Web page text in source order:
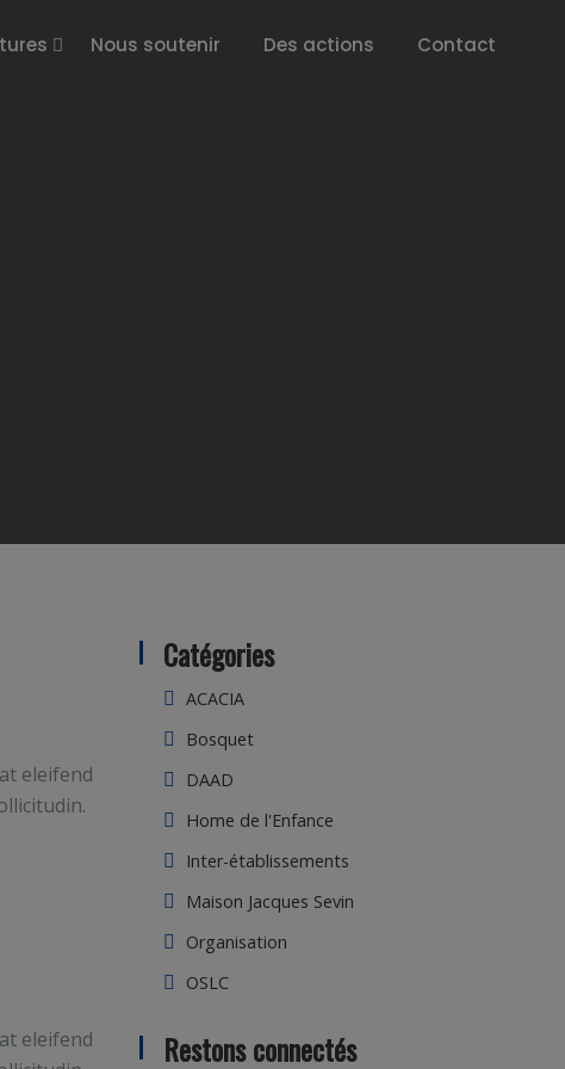
Nous soutenir Des actions Contact
Catégories
ACACIA
Bosquet
DAAD
Home de l'Enfance
Inter-établissements
Maison Jacques Sevin
Organisation
OSLC
Restons connectés
eleifend
eleifend